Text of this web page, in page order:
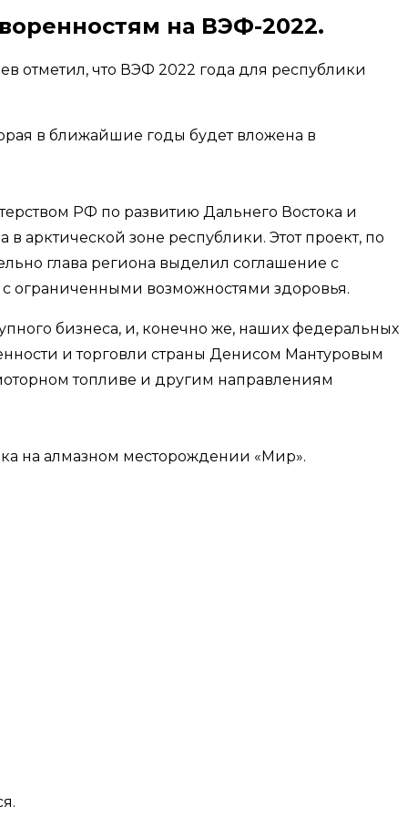
на ВЭФ-2022.
отметил, что ВЭФ 2022 года для республики
в ближайшие годы будет вложена в
РФ по развитию Дальнего Востока и
арктической зоне республики. Этот проект, по
глава региона выделил соглашение с
с ограниченными возможностями здоровья.
бизнеса, и, конечно же, наших федеральных
и торговли страны Денисом Мантуровым
топливе и другим направлениям
на алмазном месторождении «Мир».